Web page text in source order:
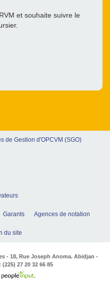
et souhaite suivre le
de Gestion d'OPCVM (SGO)
Garants Agences de notation
du site
- 18, Rue Joseph Anoma. Abidjan -
27 20 32 66 85